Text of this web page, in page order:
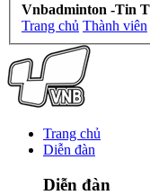
Vnbadminton -Tin
Trang chủ Thành viên
Trang chủ
Diễn đàn
Diễn đàn